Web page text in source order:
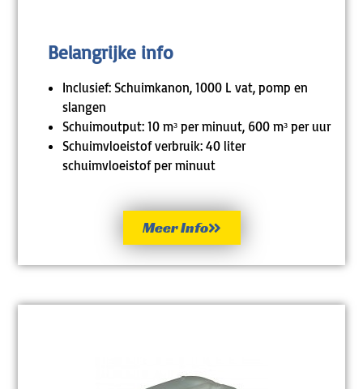
Belangrijke info
Inclusief: Schuimkanon, 1000 L vat, pomp en
slangen
Schuimoutput: 10 mᶟ per minuut, 600 mᶟ per uur
Schuimvloeistof verbruik: 40 liter
schuimvloeistof per minuut
Meer Info